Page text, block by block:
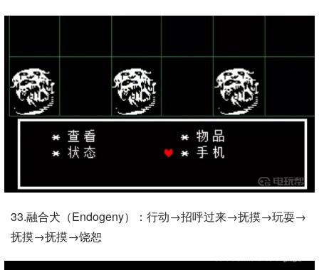
33.融合犬（Endogeny）：行动→招呼过来→抚摸→玩耍→
抚摸→抚摸→饶恕